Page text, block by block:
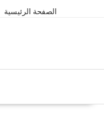
الصفحة الرئيسية